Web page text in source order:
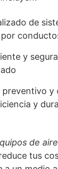
de
y
y
y
de
tus